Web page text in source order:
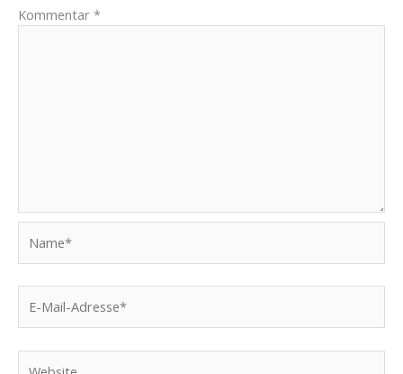
Kommentar *
Mail-